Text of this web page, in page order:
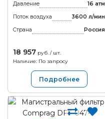
Давление
16 атм
Поток воздуха
3600 л/мин
Страна
Россия
18 957 руб. / шт.
Наличие: По запросу
Подробнее